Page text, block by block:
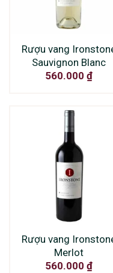
Rượu vang
Sauvignon Blanc
560.000 ₫
Rượu vang
Merlot
560.000 ₫